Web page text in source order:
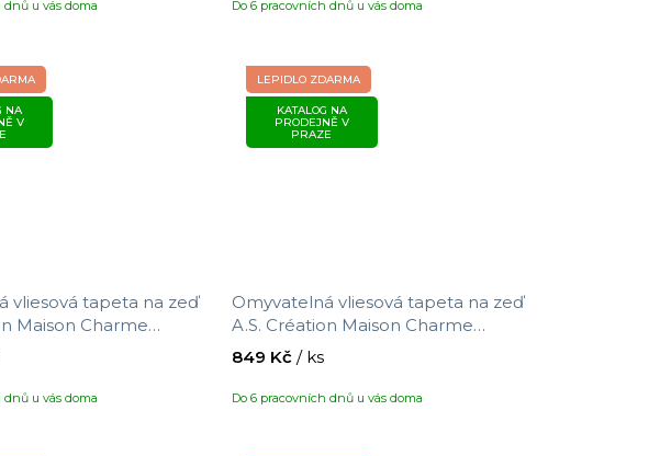
dnů u vás doma Do 6 pracovních dnů u vás doma
NA
V
vliesová tapeta na zeď
Maison Charme
květin, velikost
dnů u vás doma
LEPIDLO ZDARMA
KATALOG NA
PRODEJNĚ V
PRAZE
Omyvatelná vliesová tapeta na zeď
A.S. Création Maison Charme
390743 s motivem květin, velikost
10,05 x 0,53 m
Do 6 pracovních dnů u vás doma
849 Kč / ks